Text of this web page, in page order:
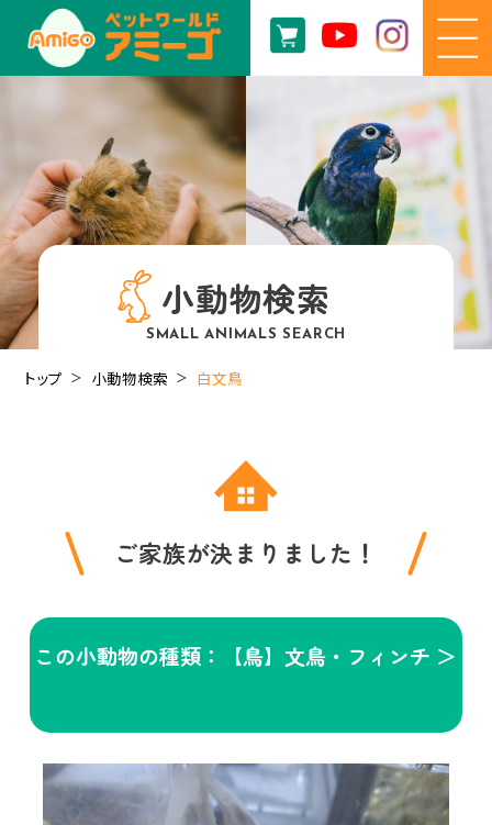
小動物検索
SMALL ANIMALS SEARCH
トップ 小動物検索 白文鳥
ご家族が決まりました！
この小動物の種類：【鳥】文鳥・フィンチ ＞